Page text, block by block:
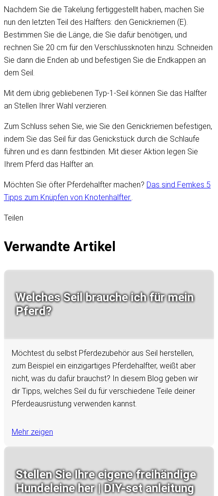
Nachdem Sie die Takelung fertiggestellt haben, machen Sie
nun den letzten Teil des Halfters: den Genickriemen (E).
Bestimmen Sie die Länge, die Sie dafür benötigen, und
rechnen Sie 20 cm für den Verschlussknoten hinzu. Schneiden
Sie dann die Enden ab und befestigen Sie die Endkappen an
dem Seil.
Mit dem übrig gebliebenen Typ-1-Seil können Sie das Halfter
an Stellen Ihrer Wahl verzieren.
Zum Schluss sehen Sie, wie Sie den Genickriemen befestigen,
indem Sie das Seil für das Genickstück durch die Schlaufe
führen und es dann festbinden. Mit dieser Aktion legen Sie
Ihrem Pferd das Halfter an.
Möchten Sie öfter Pferdehalfter machen? Das sind Femkes 5
Tipps zum Knüpfen von Knotenhalfter..
Teilen
Verwandte Artikel
Welches Seil brauche ich für mein
Pferd?
Möchtest du selbst Pferdezubehör aus Seil herstellen,
zum Beispiel ein einzigartiges Pferdehalfter, weißt aber
nicht, was du dafür brauchst? In diesem Blog geben wir
dir Tipps, welches Seil du für verschiedene Teile deiner
Pferdeausrüstung verwenden kannst.
Mehr zeigen
Stellen Sie Ihre eigene freihändige
Hundeleine her | DIY-set anleitung